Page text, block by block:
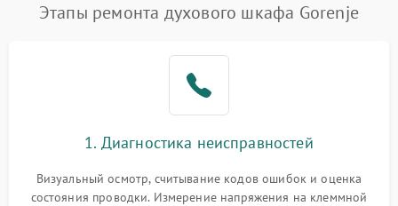
Этапы ремонта духового шкафа Gorenje
1. Диагностика неисправностей
Визуальный осмотр, считывание кодов ошибок и оценка
состояния проводки. Измерение напряжения на клеммной